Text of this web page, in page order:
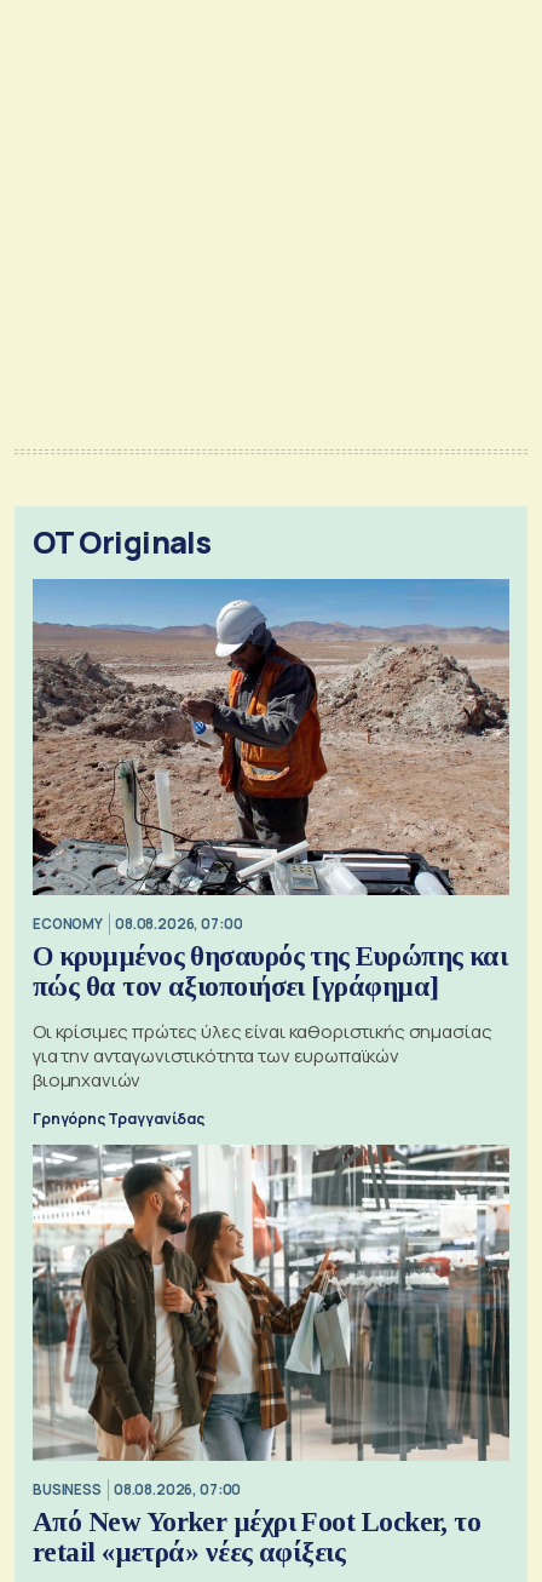
OT Originals
ECONOMY 08.08.2026, 07:00
Ο κρυμμένος θησαυρός της Ευρώπης και
πώς θα τον αξιοποιήσει [γράφημα]
Οι κρίσιμες πρώτες ύλες είναι καθοριστικής σημασίας
για την ανταγωνιστικότητα των ευρωπαϊκών
βιομηχανιών
Γρηγόρης Τραγγανίδας
BUSINESS 08.08.2026, 07:00
Από New Yorker μέχρι Foot Locker, το
retail «μετρά» νέες αφίξεις